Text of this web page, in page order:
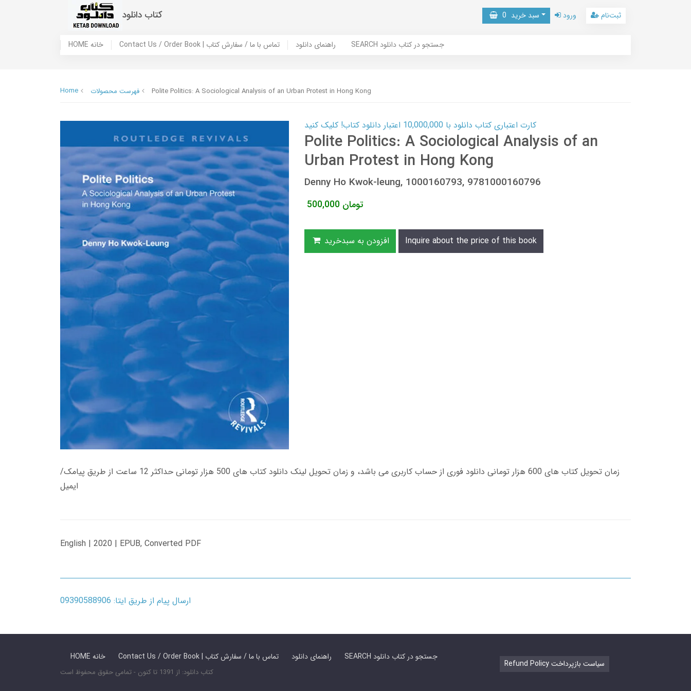
کتاب دانلود سبد خرید 0 ورود ثبت‌نام
HOME خانه Contact Us / Order Book | تماس با ما / سفارش کتاب راهنمای دانلود SEARCH جستجو در کتاب دانلود
Home فهرست محصولات Polite Politics: A Sociological Analysis of an Urban Protest in Hong Kong
کارت اعتباری کتاب دانلود با 10,000,000 اعتبار دانلود کتاب! کلیک کنید
Polite Politics: A Sociological Analysis of an
Urban Protest in Hong Kong
Denny Ho Kwok-leung, 1000160793, 9781000160796
500,000 تومان
افزودن به سبدخرید Inquire about the price of this book
زمان تحویل کتاب های 600 هزار تومانی دانلود فوری از حساب کاربری می باشد، و زمان تحویل لینک دانلود کتاب های 500 هزار تومانی حداکثر 12 ساعت از طریق پیامک/
ایمیل
English | 2020 | EPUB, Converted PDF
ارسال پیام از طریق ایتا: 09390588906
HOME خانه Contact Us / Order Book | تماس با ما / سفارش کتاب راهنمای دانلود SEARCH جستجو در کتاب دانلود
کتاب دانلود: از 1391 تا کنون - تمامی حقوق محفوظ است
Refund Policy سیاست بازپرداخت